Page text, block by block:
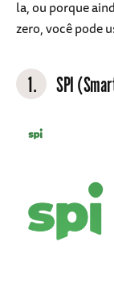
la, ou porque
zero, você pode
1. SPI